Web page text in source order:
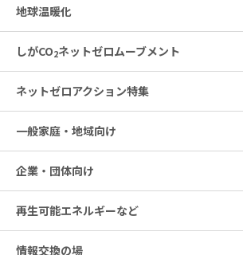
地球温暖化
しがCO2ネットゼロムーブメント
ネットゼロアクション特集
一般家庭・地域向け
企業・団体向け
再生可能エネルギーなど
情報交換の場